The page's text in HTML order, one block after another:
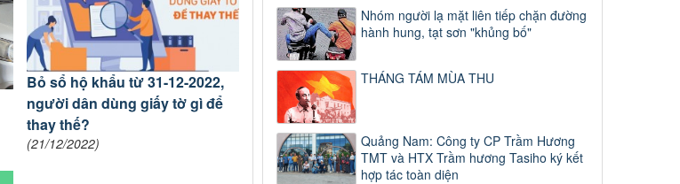
Bỏ sổ hộ khẩu từ 31-12-2022,
người dân dùng giấy tờ gì để
thay thế?
(21/12/2022)
Nhóm người lạ mặt liên tiếp chặn đường
hành hung, tạt sơn "khủng bố"
THÁNG TÁM MÙA THU
Quảng Nam: Công ty CP Trầm Hương
TMT và HTX Trầm hương Tasiho ký kết
hợp tác toàn diện